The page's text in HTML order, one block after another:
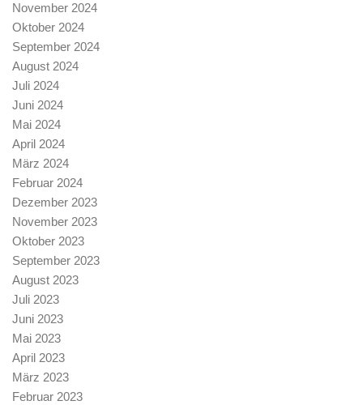
November 2024
Oktober 2024
September 2024
August 2024
Juli 2024
Juni 2024
Mai 2024
April 2024
März 2024
Februar 2024
Dezember 2023
November 2023
Oktober 2023
September 2023
August 2023
Juli 2023
Juni 2023
Mai 2023
April 2023
März 2023
Februar 2023